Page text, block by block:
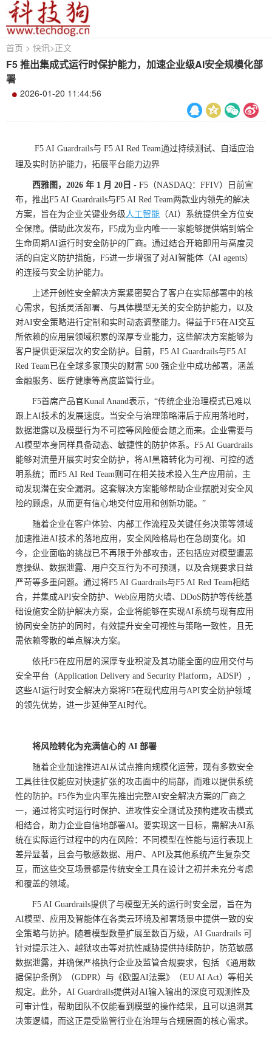
首页 > 快讯>正文
F5 推出集成式运行时保护能力，加速企业级AI安全规模化部
署
2026-01-20 11:44:56
F5 AI Guardrails与 F5 AI Red Team通过持续测试、自适应治
理及实时防护能力，拓展平台能力边界
西雅图， 2026 年 1 月 20 日 - F5（NASDAQ：FFIV）日前宣
布，推出F5 AI Guardrails与F5 AI Red Team两款业内领先的解决
方案，旨在为企业关键业务级人工智能 （AI）系统提供全方位安
全保障。借助此次发布，F5成为业内唯一一家能够提供端到端全
生命周期AI运行时安全防护的厂商。通过结合开箱即用与高度灵
活的自定义防护措施，F5进一步增强了对AI智能体（AI agents）
的连接与安全防护能力。
上述开创性安全解决方案紧密契合了客户在实际部署中的核
心需求，包括灵活部署、与具体模型无关的安全防护能力，以及
对AI安全策略进行定制和实时动态调整能力。得益于F5在AI交互
所依赖的应用层领域积累的深厚专业能力，这些解决方案能够为
客户提供更深层次的安全防护。目前，F5 AI Guardrails与F5 AI
Red Team已在全球多家顶尖的财富 500 强企业中成功部署，涵盖
金融服务、医疗健康等高度监管行业。
F5首席产品官Kunal Anand表示，“传统企业治理模式已难以
跟上AI技术的发展速度。当安全与治理策略滞后于应用落地时，
数据泄露以及模型行为不可控等风险便会随之而来。企业需要与
AI模型本身同样具备动态、敏捷性的防护体系。F5 AI Guardrails
能够对流量开展实时安全防护，将AI黑箱转化为可视、可控的透
明系统；而F5 AI Red Team则可在相关技术投入生产应用前，主
动发现潜在安全漏洞。这套解决方案能够帮助企业摆脱对安全风
险的顾虑，从而更有信心地交付应用和创新功能。”
随着企业在客户体验、内部工作流程及关键任务决策等领域
加速推进AI技术的落地应用，安全风险格局也在急剧变化。如
今，企业面临的挑战已不再限于外部攻击，还包括应对模型遭恶
意操纵、数据泄露、用户交互行为不可预测，以及合规要求日益
严苛等多重问题。通过将F5 AI Guardrails与F5 AI Red Team相结
合，并集成API安全防护、Web应用防火墙、DDoS防护等传统基
础设施安全防护解决方案，企业将能够在实现AI系统与现有应用
协同安全防护的同时，有效提升安全可视性与策略一致性，且无
需依赖零散的单点解决方案。
依托F5在应用层的深厚专业积淀及其功能全面的应用交付与
安全平台（Application Delivery and Security Platform，ADSP），
这些AI运行时安全解决方案将F5在现代应用与API安全防护领域
的领先优势，进一步延伸至AI时代。
将风险转化为充满信心的 AI 部署
随着企业加速推进AI从试点推向规模化运营，现有多数安全
工具往往仅能应对快速扩张的攻击面中的局部，而难以提供系统
性的防护。F5作为业内率先推出完整AI安全解决方案的厂商之
一，通过将实时运行时保护、进攻性安全测试及预构建攻击模式
相结合，助力企业自信地部署AI。要实现这一目标，需解决AI系
统在实际运行过程中的内在风险：不同模型在性能与运行表现上
差异显著，且会与敏感数据、用户、API及其他系统产生复杂交
互，而这些交互场景都是传统安全工具在设计之初并未充分考虑
和覆盖的领域。
F5 AI Guardrails提供了与模型无关的运行时安全层，旨在为
AI模型、应用及智能体在各类云环境及部署场景中提供一致的安
全策略与防护。随着模型数量扩展至数百万级，AI Guardrails 可
针对提示注入、越狱攻击等对抗性威胁提供持续防护，防范敏感
数据泄露，并确保严格执行企业及监管合规要求，包括 《通用数
据保护条例》（GDPR）与《欧盟AI法案》（EU AI Act）等相关
规定。此外，AI Guardrails提供对AI输入输出的深度可观测性及
可审计性，帮助团队不仅能看到模型的操作结果，且可以追溯其
决策逻辑，而这正是受监管行业在治理与合规层面的核心需求。